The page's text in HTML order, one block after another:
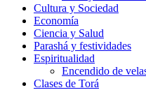
Cultura y Sociedad
Economía
Ciencia y Salud
Parashá y festividades
Espiritualidad
Encendido de
Clases de Torá